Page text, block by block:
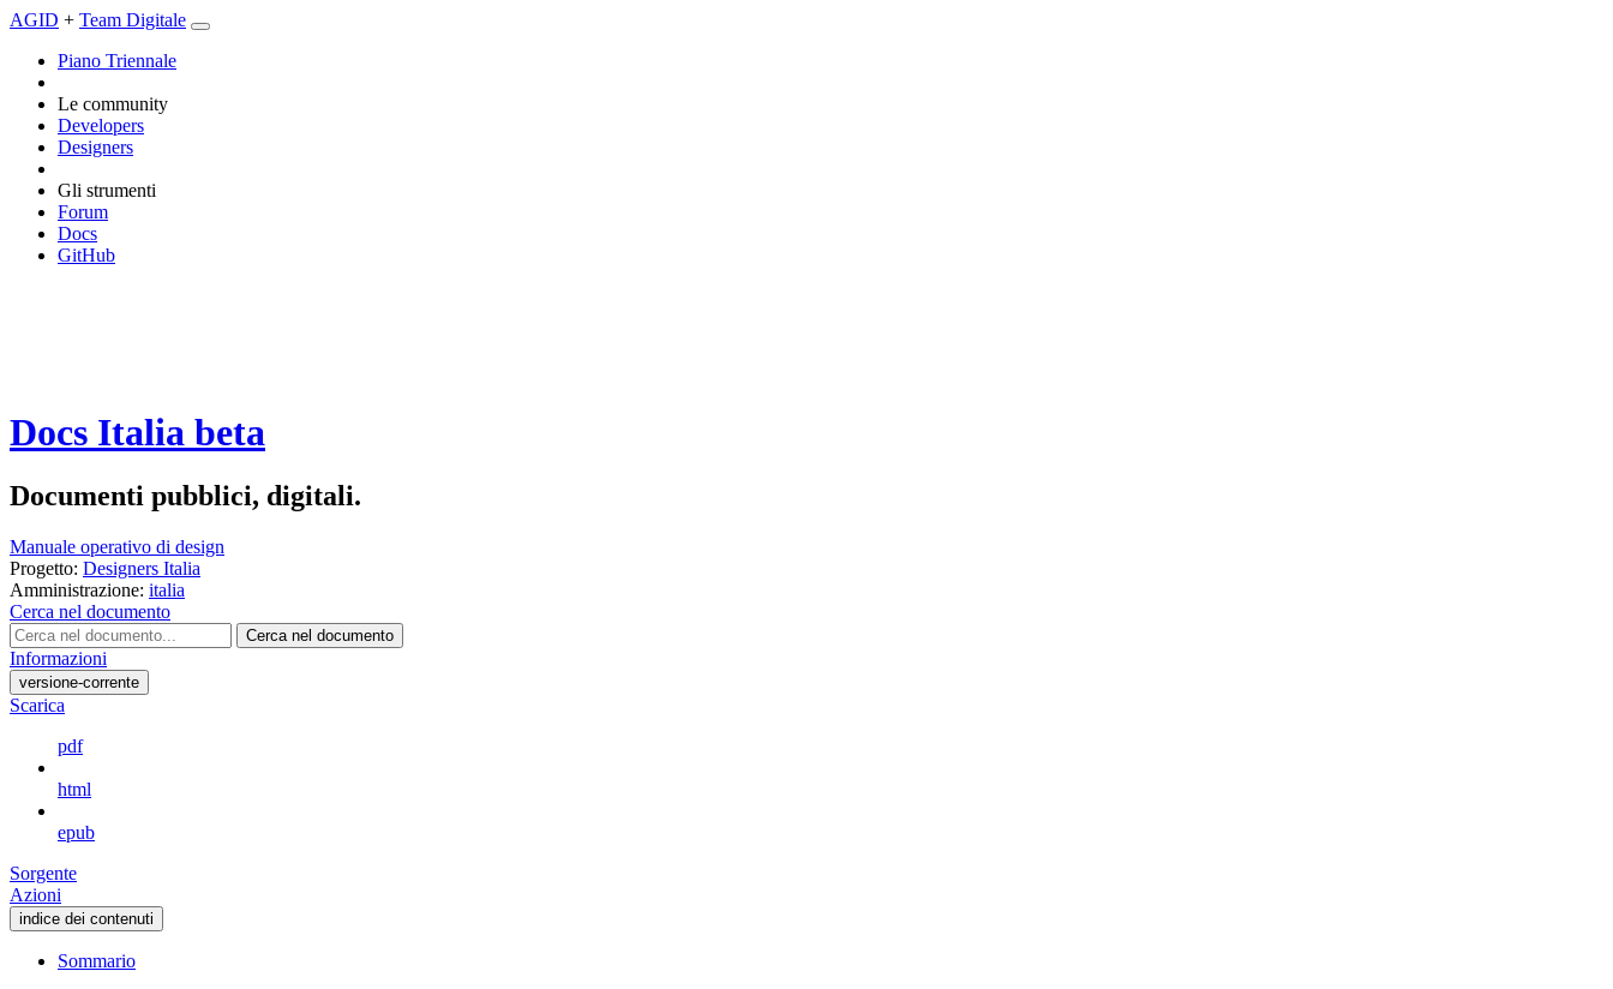
AGID + Team Digitale
Piano Triennale
Le community
Developers
Designers
Gli strumenti
Forum
Docs
GitHub
Docs Italia beta
Documenti pubblici, digitali.
Manuale operativo di design
Progetto: Designers Italia
Amministrazione: italia
Cerca nel documento
Cerca nel documento
Informazioni
versione-corrente
Scarica
pdf
html
epub
Sorgente
Azioni
indice dei contenuti
Sommario